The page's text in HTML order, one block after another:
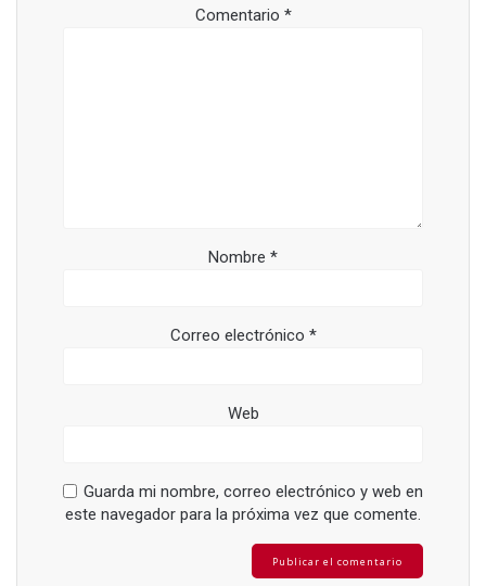
Comentario *
Nombre *
Correo electrónico *
Web
Guarda mi nombre, correo electrónico y web en
este navegador para la próxima vez que comente.